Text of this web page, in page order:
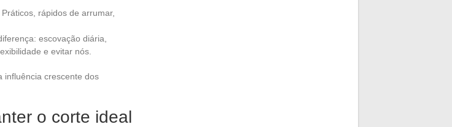
rápidos de arrumar,
escovação diária,
e evitar nós.
influência crescente dos
o corte ideal